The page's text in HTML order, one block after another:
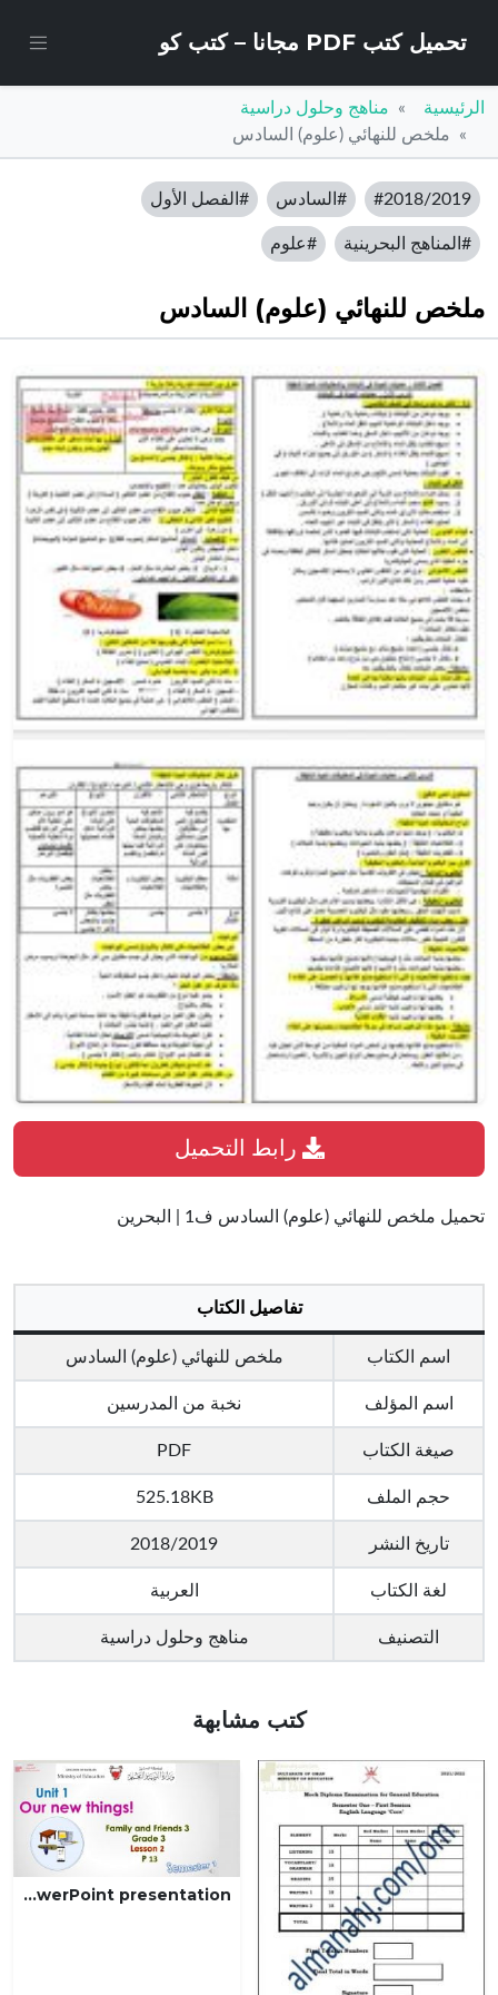
تحميل كتب PDF مجانا – كتب كو
الرئيسية
مناهج وحلول دراسية
ملخص للنهائي (علوم) السادس
#2018/2019 #السادس #الفصل الأول
#المناهج البحرينية #علوم
ملخص للنهائي (علوم) السادس
تحميل ملخص للنهائي (علوم) السادس ف1 | البحرين
تفاصيل الكتاب
اسم الكتاب ملخص للنهائي (علوم) السادس
اسم المؤلف نخبة من المدرسين
صيغة الكتاب PDF
حجم الملف 525.18KB
تاريخ النشر 2018/2019
لغة الكتاب العربية
التصنيف مناهج وحلول دراسية
كتب مشابهة
Our new things family and friends lesson 2 PowerPoint presentation